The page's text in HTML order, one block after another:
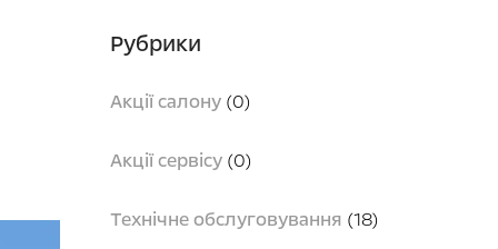
Рубрики
Акції салону(0)
Акції сервісу(0)
Технічне обслуговування (18)